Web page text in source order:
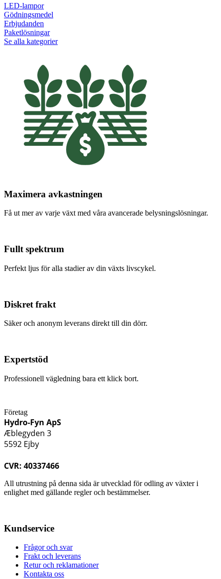
LED-lampor
Gödningsmedel
Erbjudanden
Paketlösningar
Se alla kategorier
Maximera avkastningen
Få ut mer av varje växt med våra avancerade belysningslösningar.
Fullt spektrum
Perfekt ljus för alla stadier av din växts livscykel.
Diskret frakt
Säker och anonym leverans direkt till din dörr.
Expertstöd
Professionell vägledning bara ett klick bort.
Företag
Hydro-Fyn ApS
Æblegyden 3
5592 Ejby
CVR: 40337466
All utrustning på denna sida är utvecklad för odling av växter i
enlighet med gällande regler och bestämmelser.
Kundservice
Frågor och svar
Frakt och leverans
Retur och reklamationer
Kontakta oss